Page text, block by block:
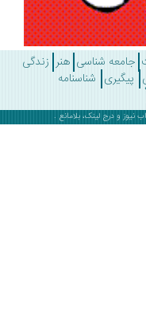
شناسی هنر زندگی
شناسنامه
لینک، بلامانع .